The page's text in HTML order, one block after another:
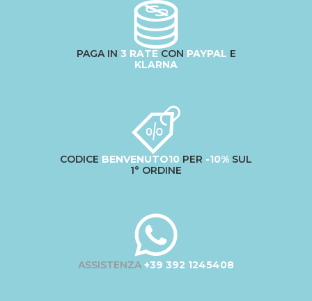
PAGA IN 3 RATECON PAYPAL E
KLARNA
CODICE BENVENUTO10 PER -10% SUL
1° ORDINE
ASSISTENZA +39 392 1245408